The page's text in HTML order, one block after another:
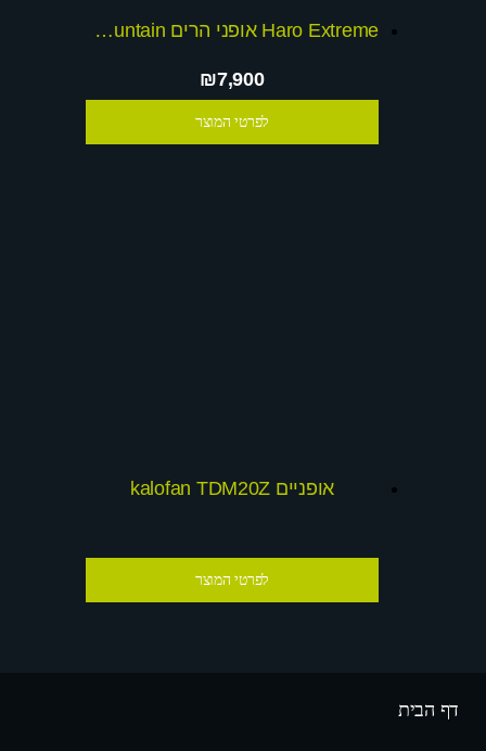
Haro Extreme אופני הרים All Mountain
₪7,900
לפרטי המוצר
אופניים kalofan TDM20Z
לפרטי המוצר
דף הבית